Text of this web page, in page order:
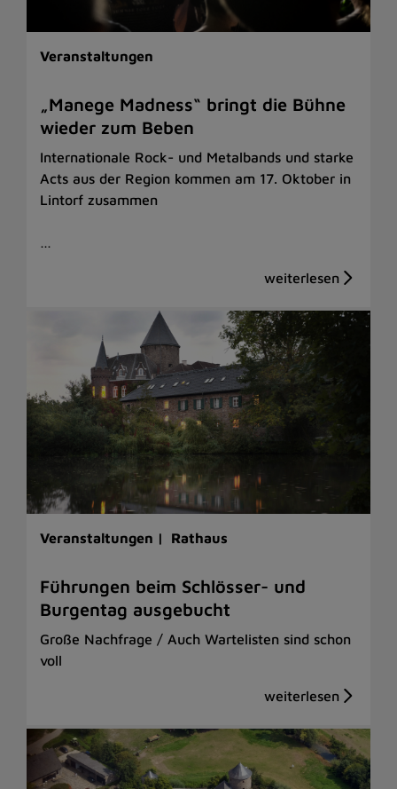
Veranstaltungen
„Manege Madness“ bringt die Bühne
wieder zum Beben
Internationale Rock- und Metalbands und starke
Acts aus der Region kommen am 17. Oktober in
Lintorf zusammen
…
Veranstaltungen | Rathaus
Führungen beim Schlösser- und
Burgentag ausgebucht
Große Nachfrage / Auch Wartelisten sind schon
voll